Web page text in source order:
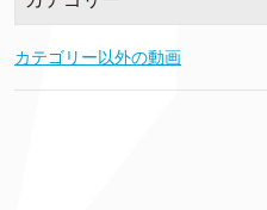
カテゴリー以外の動画